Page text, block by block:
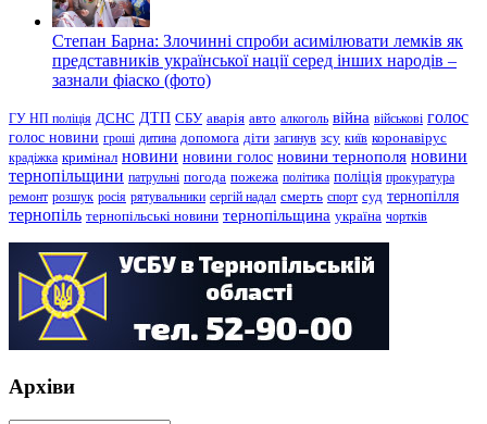
Степан Барна: Злочинні спроби асимілювати лемків як
представників української нації серед інших народів –
зазнали фіаско (фото)
ГУ НП поліція ДСНС ДТП СБУ аварія авто алкоголь війна військові голос
голос новини гроші дитина допомога діти загинув зсу київ коронавірус
крадіжка кримінал новини новини голос новини тернополя новини
тернопільщини патрульні погода пожежа політика поліція прокуратура
ремонт розшук росія рятувальники сергій надал смерть спорт суд тернопілля
тернопіль тернопільські новини тернопільщина україна чортків
Архіви